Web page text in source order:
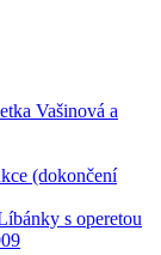
Vašinová a
(dokončení
s operetou